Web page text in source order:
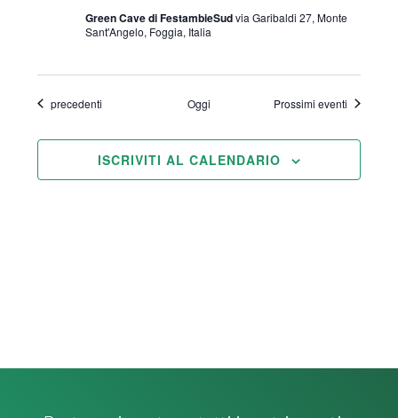
Green Cave di FestambieSudvia Garibaldi 27, Monte
Sant'Angelo, Foggia, Italia
Eventi
precedenti Oggi Prossimi eventi
ISCRIVITI AL CALENDARIO